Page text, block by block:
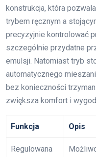
konstrukcja, która
trybem ręcznym a
precyzyjnie kontrolować
szczególnie przydatne
emulsji. Natomiast tryb
automatycznego
bez konieczności
zwiększa komfort i
Funkcja Opis
Regulowana